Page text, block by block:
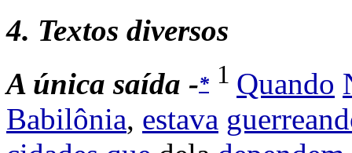
4. Textos diversos
A única saída -* 1 Quando
Babilônia, estava